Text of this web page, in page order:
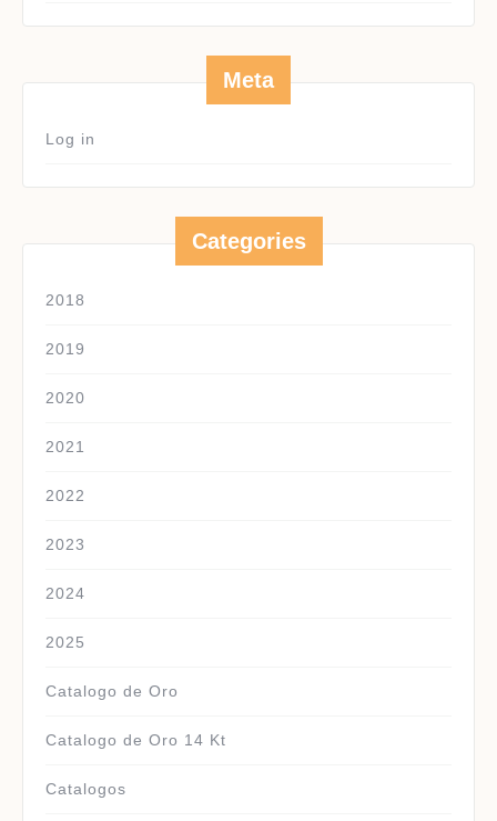
Meta
Log in
Categories
2018
2019
2020
2021
2022
2023
2024
2025
Catalogo de Oro
Catalogo de Oro 14 Kt
Catalogos